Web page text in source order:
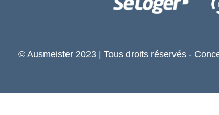
© Ausmeister 2023 | Tous droits réservés -